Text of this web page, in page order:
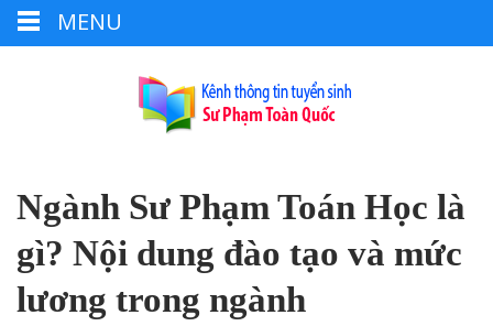
Ngành Sư Phạm Toán Học là
gì? Nội dung đào tạo và mức
lương trong ngành
MENU